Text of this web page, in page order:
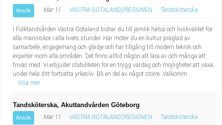
Ansök Mar 11 VÄSTRA GÖTALANDSREGIONEN Tandsköterska
I Folktandvården Västra Götaland bidrar du till jämlik hälsa och livskvalitet för
alla människor i alla livets stunder. Här möter du en kultur präglad av
samarbete, engagemang och glädje och har tillgång till modern teknik och
experter inom alla områden. Det finns alltid någon att lära av och många att
trivas med. Vi erbjuder stabiliteten för en trygg vardag och möjligheter att växa
under hela ditt fortsatta yrkesliv. Bli en del av något större. Välkomm...
Visa mer
Tandsköterska, Akuttandvården Göteborg
Ansök Mar 11 VÄSTRA GÖTALANDSREGIONEN Tandsköterska